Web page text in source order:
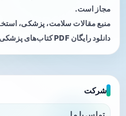
مجاز است.
منبع مقالات سلامت، پزشکی،
دانلود رایگان PDF کتاب‌های پزشکی.
شرکت